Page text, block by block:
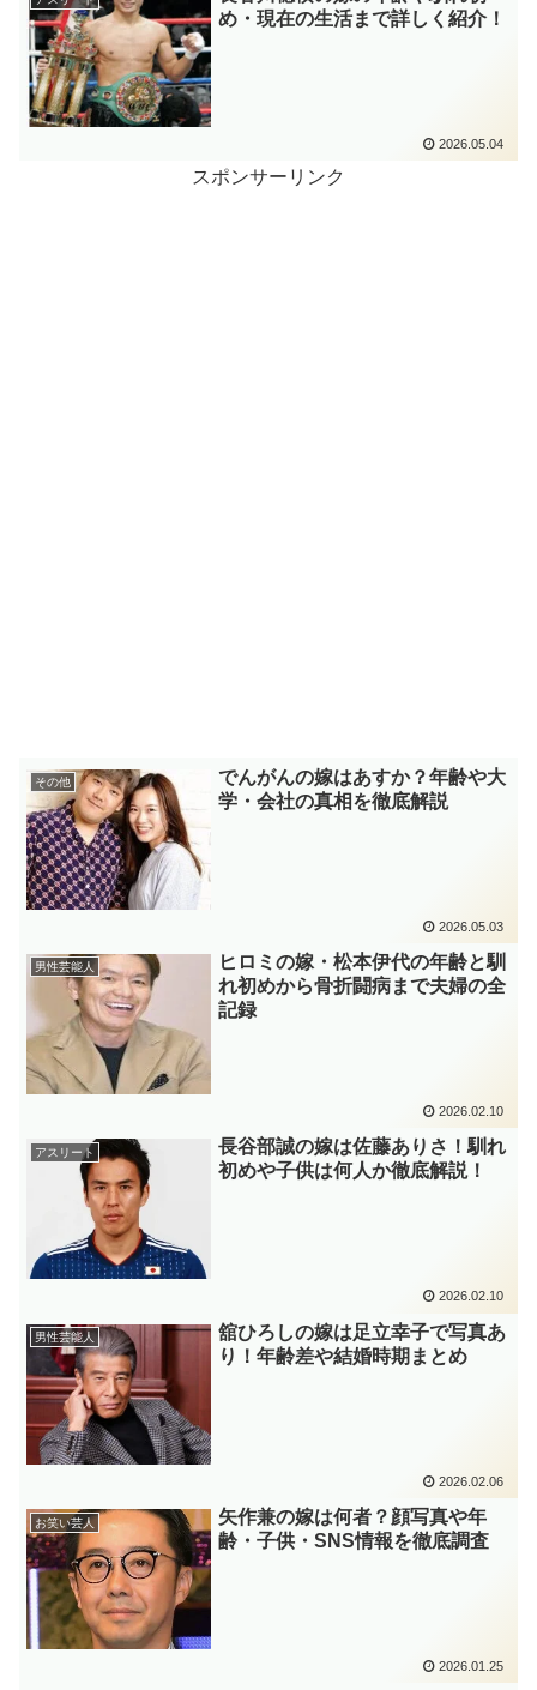
め・現在の生活まで詳しく紹介！
2026.05.04
スポンサーリンク
その他
でんがんの嫁はあすか？年齢や大
学・会社の真相を徹底解説
2026.05.03
男性芸能人
ヒロミの嫁・松本伊代の年齢と馴
れ初めから骨折闘病まで夫婦の全
記録
2026.02.10
アスリート
長谷部誠の嫁は佐藤ありさ！馴れ
初めや子供は何人か徹底解説！
2026.02.10
男性芸能人
舘ひろしの嫁は足立幸子で写真あ
り！年齢差や結婚時期まとめ
2026.02.06
お笑い芸人
矢作兼の嫁は何者？顔写真や年
齢・子供・SNS情報を徹底調査
2026.01.25